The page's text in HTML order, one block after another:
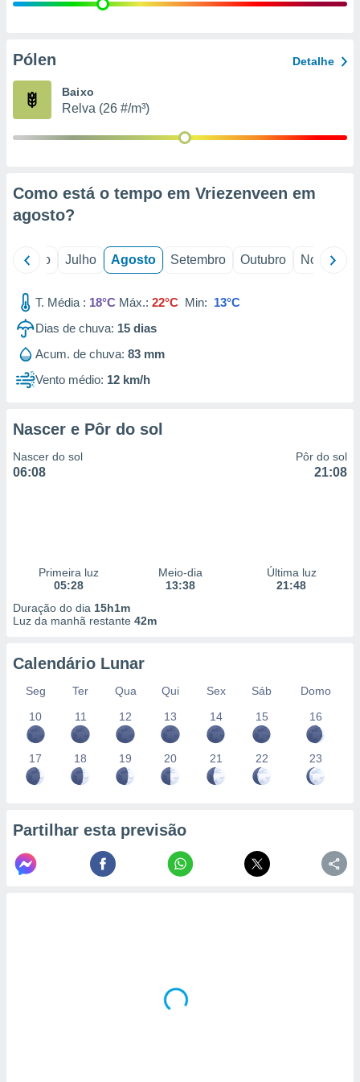
e
de
Pólen Detalhe
Baixo
Relva (26 #/m³)
Como está o tempo em Vriezenveen em
agosto?
Junho Julho Agosto Setembro Outubro Novembro
T. Média : 18°C Máx.: 22°C Min: 13°C
Dias de chuva: 15 dias
Acum. de chuva: 83 mm
Vento médio: 12 km/h
Nascer e Pôr do sol
Nascer do sol
06:08
Pôr do sol
21:08
Primeira luz
05:28
Meio-dia
13:38
Última luz
21:48
Duração do dia 15h1m
Luz da manhã restante 42m
Calendário Lunar
Seg Ter Qua Qui Sex Sáb
Domo
10
11 12 13 14 15 16
17 18 19 20 21 22 23
Partilhar esta previsão